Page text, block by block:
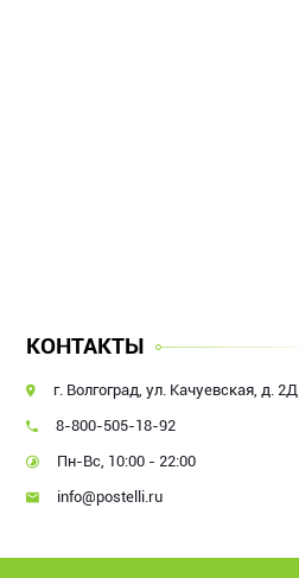
КОНТАКТЫ
г. Волгоград, ул. Качуевская, д. 2Д
8-800-505-18-92
Пн-Вс, 10:00 - 22:00
info@postelli.ru